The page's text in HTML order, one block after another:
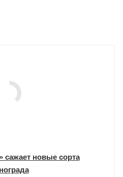
сажает новые сорта